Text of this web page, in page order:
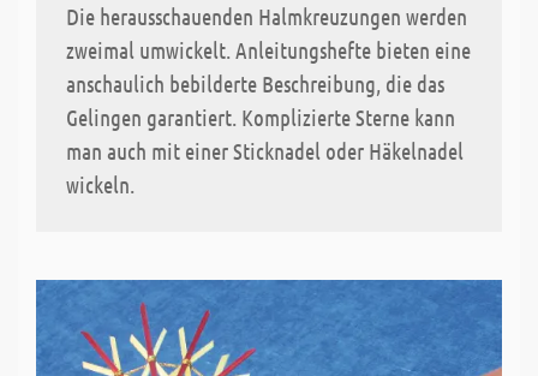
Die herausschauenden Halmkreuzungen werden
zweimal umwickelt. Anleitungshefte bieten eine
anschaulich bebilderte Beschreibung, die das
Gelingen garantiert. Komplizierte Sterne kann
man auch mit einer Sticknadel oder Häkelnadel
wickeln.